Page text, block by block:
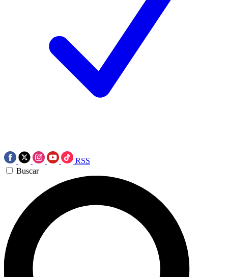
RSS
Buscar